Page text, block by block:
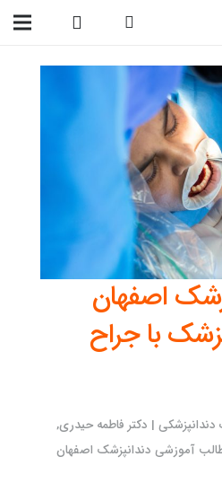
اصفهان
با جراح
| دکتر فاطمه حیدری,
آموزشی دندانپزشک اصفهان